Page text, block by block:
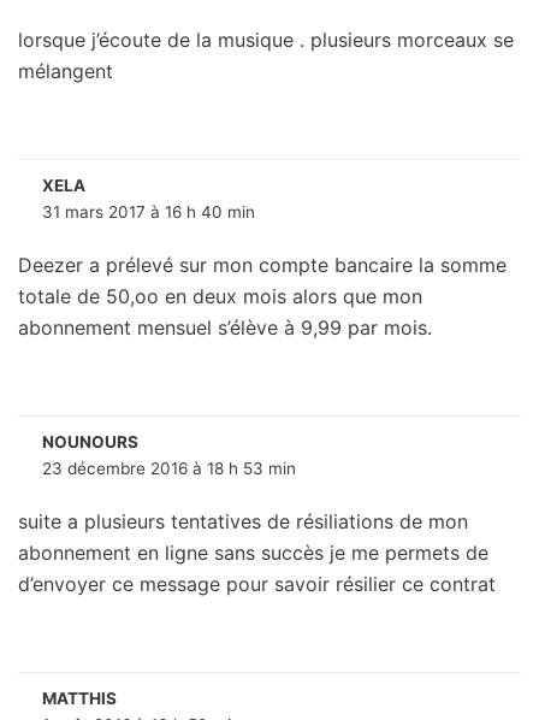
lorsque j’écoute de la musique . plusieurs morceaux se
mélangent
XELA
31 mars 2017 à 16 h 40 min
Deezer a prélevé sur mon compte bancaire la somme
totale de 50,oo en deux mois alors que mon
abonnement mensuel s’élève à 9,99 par mois.
NOUNOURS
23 décembre 2016 à 18 h 53 min
suite a plusieurs tentatives de résiliations de mon
abonnement en ligne sans succès je me permets de
d’envoyer ce message pour savoir résilier ce contrat
MATTHIS